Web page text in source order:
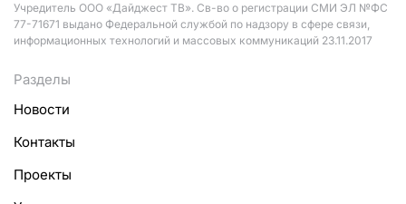
Учредитель ООО «Дайджест ТВ». Св-во о регистрации СМИ ЭЛ №ФС
77-71671 выдано Федеральной службой по надзору в сфере связи,
информационных технологий и массовых коммуникаций 23.11.2017
Разделы
Новости
Контакты
Проекты